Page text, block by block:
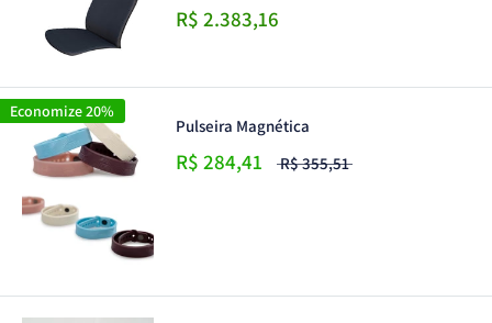
R$ 2.383,16
Economize 20%
Pulseira Magnética
R$ 284,41 R$ 355,51